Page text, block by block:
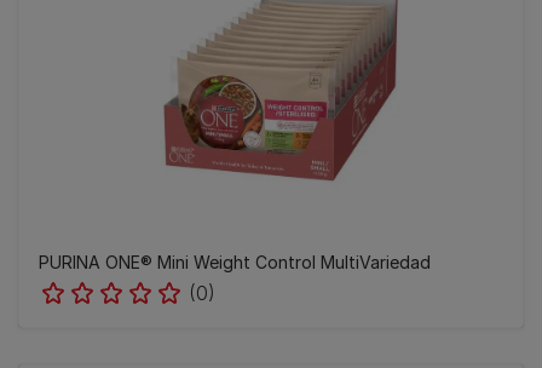
PURINA ONE® Mini Weight Control MultiVariedad
(0)